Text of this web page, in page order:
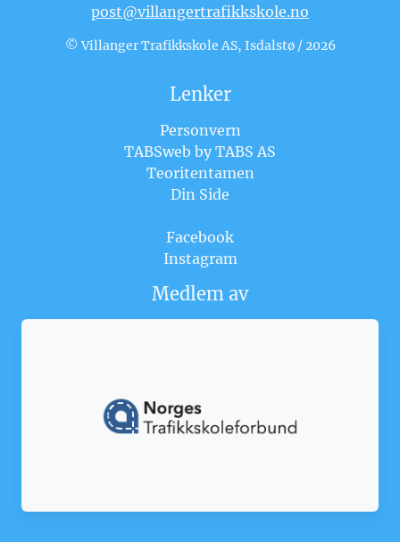
post@villangertrafikkskole.no
© Villanger Trafikkskole AS, Isdalstø / 2026
Lenker
Personvern
TABSweb by TABS AS
Teoritentamen
Din Side
Facebook
Instagram
Medlem av